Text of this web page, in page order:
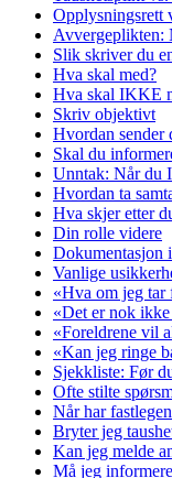
Opplysningsrett
Avvergeplikten:
Slik skriver du
Hva skal med?
Hva skal IKKE
Skriv objektivt
Hvordan sender
Skal du
Unntak: Når du
Hvordan ta
Hva skjer etter
Din rolle videre
Dokumentasjon
Vanlige
«Hva om jeg tar
«Det er nok
«Foreldrene vil
«Kan jeg ringe
Sjekkliste: Før
Ofte stilte
Når har
Bryter jeg
Kan jeg melde
Må jeg